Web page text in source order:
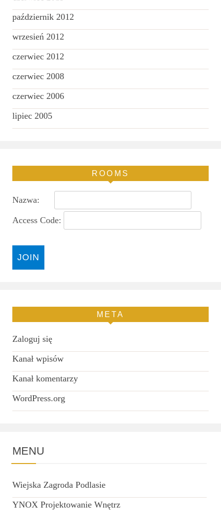
październik 2012
wrzesień 2012
czerwiec 2012
czerwiec 2008
czerwiec 2006
lipiec 2005
ROOMS
Nazwa:
Access Code:
META
Zaloguj się
Kanał wpisów
Kanał komentarzy
WordPress.org
MENU
Wiejska Zagroda Podlasie
YNOX Projektowanie Wnętrz